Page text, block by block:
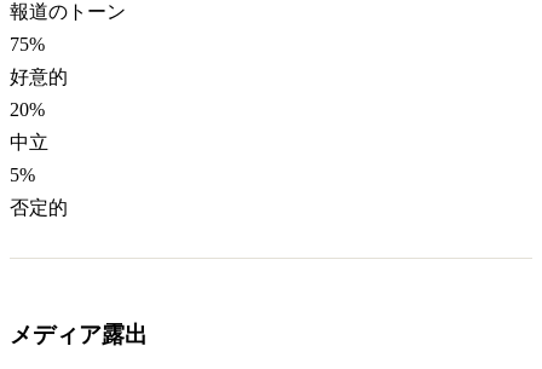
報道のトーン
75%
好意的
20%
中立
5%
否定的
メディア露出